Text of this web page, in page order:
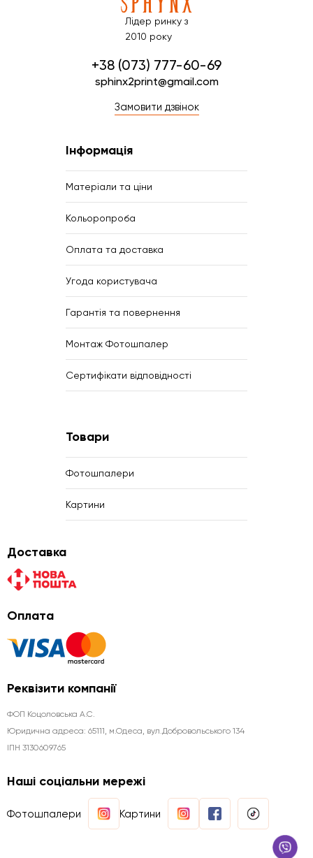
Лідер ринку з
2010 року
+38 (073) 777-60-69
sphinx2print@gmail.com
Замовити дзвінок
Інформація
Матеріали та ціни
Кольоропроба
Оплата та доставка
Угода користувача
Гарантія та повернення
Монтаж Фотошпалер
Сертифікати відповідності
Товари
Фотошпалери
Картини
Доставка
Оплата
Реквізити компанії
ФОП Коцоловська А.С.
Юридична aдреса: 65111, м.Одеса, вул.Добровольського 134
ІПН 3130609765
Наші соціальни мережі
Фотошпалери Картини